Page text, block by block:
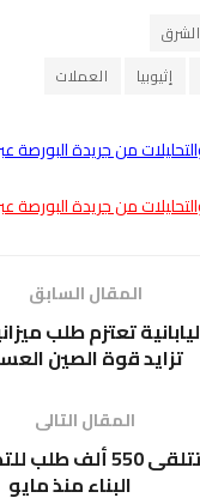
إثيوبيا العملات
والتحليلات من جريدة
من جريدة البورصة
المقال السابق
تعتزم طلب
تزايد قوة الصين
المقال التالى
الحكومة تتلقى
البناء منذ مايو